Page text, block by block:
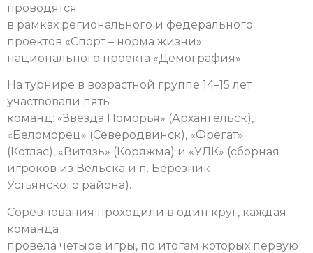
проводятся
в рамках регионального и федерального
проектов «Спорт – норма жизни»
национального проекта «Демография».
На турнире в возрастной группе 14–15 лет
участвовали пять
команд: «Звезда Поморья» (Архангельск),
«Беломорец» (Северодвинск), «Фрегат»
(Котлас), «Витязь» (Коряжма) и «УЛК» (сборная
игроков из Вельска и п. Березник
Устьянского района).
Соревнования проходили в один круг, каждая
команда
провела четыре игры, по итогам которых первую